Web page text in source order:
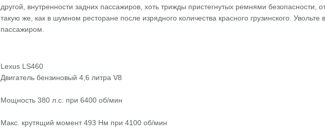
другой, внутренности задних пассажиров, хоть трижды пристегнутых ремнями безопасности,
такую же, как в шумном ресторане после изрядного количества красного грузинского.
пассажиром.
Lexus LS460
Двигатель бензиновый 4,6 литра V8
Мощность 380 л.с. при 6400 об/мин
Макс. крутящий момент 493 Нм при 4100 об/мин